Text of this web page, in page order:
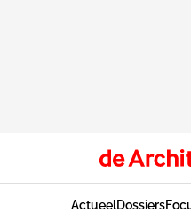
ActueelDossiers